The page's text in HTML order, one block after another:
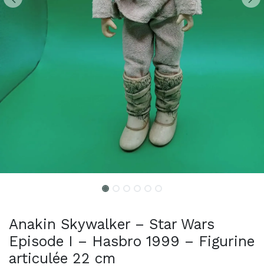
Anakin Skywalker – Star Wars
Episode I – Hasbro 1999 – Figurine
articulée 22 cm